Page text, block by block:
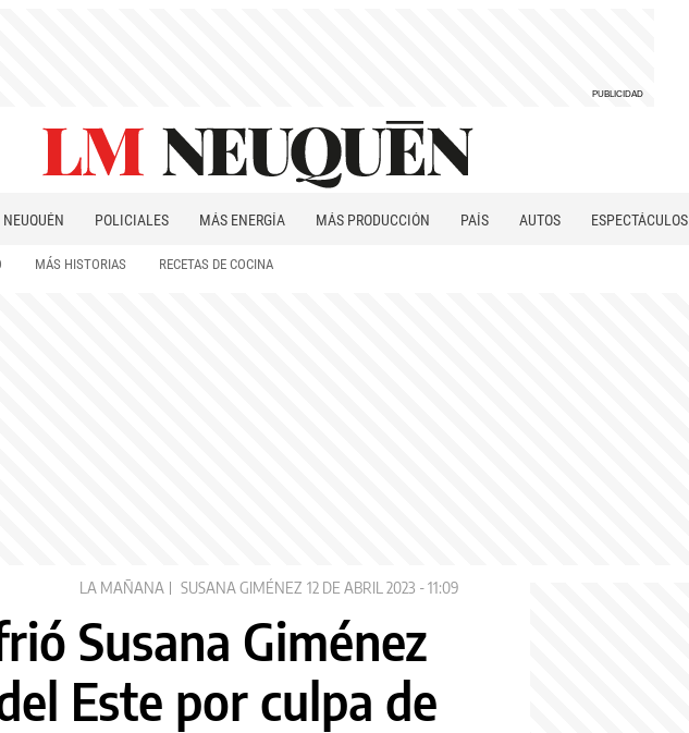
NEUQUÉN POLICIALES MÁS ENERGÍA MÁS PRODUCCIÓN PAÍS AUTOS
ESPECTÁCULOS
MÁS HISTORIAS RECETAS DE COCINA
LA MAÑANA SUSANA GIMÉNEZ 12 DE ABRIL 2023 - 11:09
Susana Giménez
Este por culpa de